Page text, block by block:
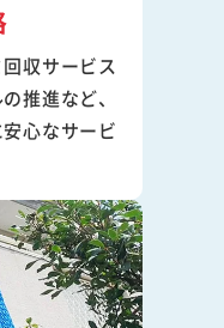
収サービス
推進など、
心なサービ